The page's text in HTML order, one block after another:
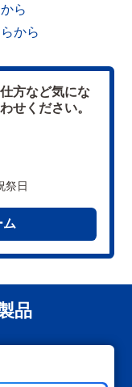
ら
から
方など気にな
せください。
祭日
ム
品